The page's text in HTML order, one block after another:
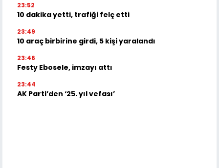
23:52
10 dakika yetti, trafiği felç etti
23:49
10 araç birbirine girdi, 5 kişi yaralandı
23:46
Festy Ebosele, imzayı attı
23:44
AK Parti’den ‘25. yıl vefası’